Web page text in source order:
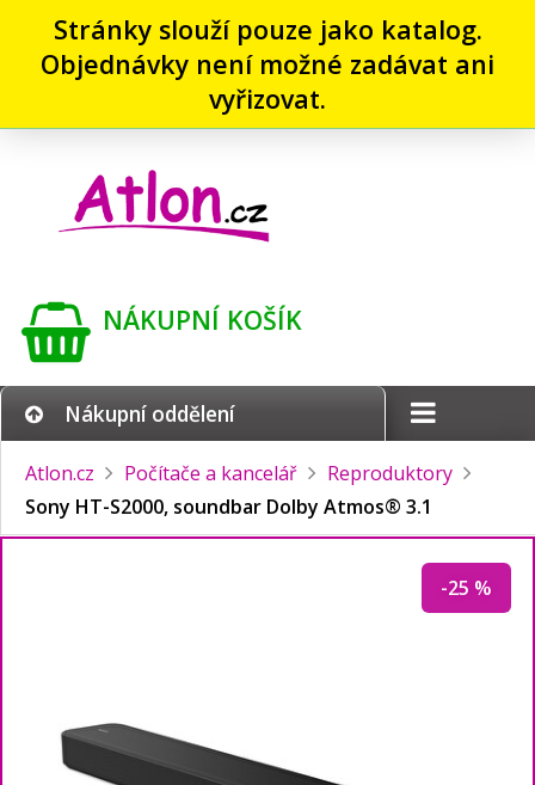
Stránky slouží pouze jako katalog.
Objednávky není možné zadávat ani
vyřizovat.
NÁKUPNÍ KOŠÍK
Nákupní oddělení
Atlon.cz Počítače a kancelář
Reproduktory
Sony HT-S2000, soundbar Dolby Atmos® 3.1
-25 %